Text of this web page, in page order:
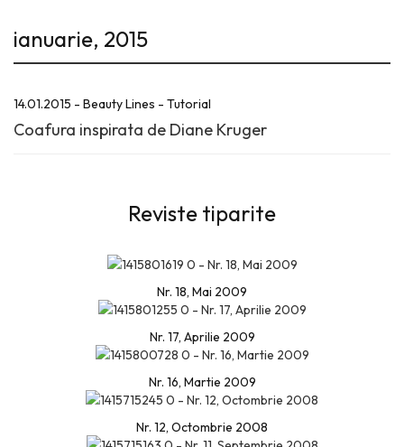
ianuarie, 2015
14.01.2015 - Beauty Lines - Tutorial
Coafura inspirata de Diane Kruger
Reviste tiparite
Nr. 18, Mai 2009
Nr. 17, Aprilie 2009
Nr. 16, Martie 2009
Nr. 12, Octombrie 2008